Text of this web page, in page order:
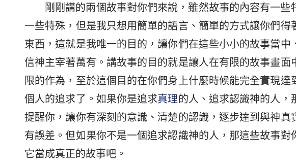
剛剛講的兩個故事對你們來說，雖然故事的內容有一
一些特殊，但是我只想用簡單的語言、簡單的方式讓你們
東西，這就是我唯一的目的，讓你們在這些小小的故事當中
信神主宰著萬有。講故事的目的就是讓人在有限的故事畫
限的作為，至於這個目的在你們身上什麼時候能完全實現達
個人的追求了。如果你是追求真理的人、追求認識神的人，
提醒你，讓你有深刻的意識、清楚的認識，逐步達到與神真
有誤差。但如果你不是一個追求認識神的人，那這些故事
它當成真正的故事吧。